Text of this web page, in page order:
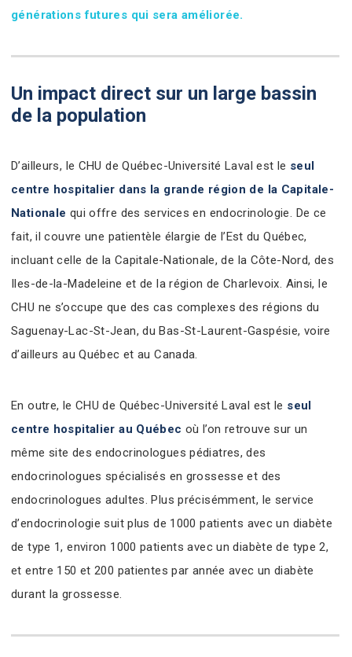
générations futures qui sera améliorée.
Un impact direct sur un large bassin
de la population
D’ailleurs, le CHU de Québec-Université Laval est le seul
centre hospitalier dans la grande région de la Capitale-
Nationale qui offre des services en endocrinologie. De ce
fait, il couvre une patientèle élargie de l’Est du Québec,
incluant celle de la Capitale-Nationale, de la Côte-Nord, des
Iles-de-la-Madeleine et de la région de Charlevoix. Ainsi, le
CHU ne s’occupe que des cas complexes des régions du
Saguenay-Lac-St-Jean, du Bas-St-Laurent-Gaspésie, voire
d’ailleurs au Québec et au Canada.
En outre, le CHU de Québec-Université Laval est le seul
centre hospitalier au Québec où l’on retrouve sur un
même site des endocrinologues pédiatres, des
endocrinologues spécialisés en grossesse et des
endocrinologues adultes. Plus précisémment, le service
d’endocrinologie suit plus de 1000 patients avec un diabète
de type 1, environ 1000 patients avec un diabète de type 2,
et entre 150 et 200 patientes par année avec un diabète
durant la grossesse.